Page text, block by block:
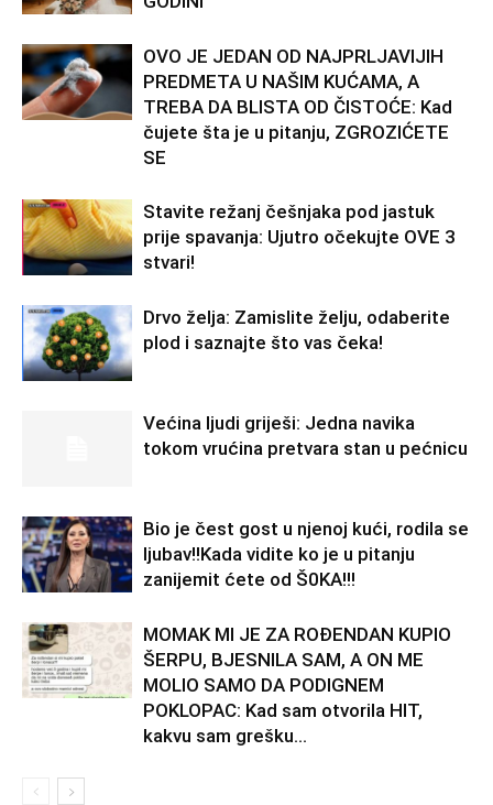
OVO JE JEDAN OD NAJPRLJAVIJIH
PREDMETA U NAŠIM KUĆAMA, A
TREBA DA BLISTA OD ČISTOĆE: Kad
čujete šta je u pitanju, ZGROZIĆETE
SE
Stavite režanj češnjaka pod jastuk
prije spavanja: Ujutro očekujte OVE 3
stvari!
Drvo želja: Zamislite želju, odaberite
plod i saznajte što vas čeka!
Većina ljudi griješi: Jedna navika
tokom vrućina pretvara stan u pećnicu
Bio je čest gost u njenoj kući, rodila se
ljubav!!Kada vidite ko je u pitanju
zanijemit ćete od Š0KA!!!
MOMAK MI JE ZA ROĐENDAN KUPIO
ŠERPU, BJESNILA SAM, A ON ME
MOLIO SAMO DA PODIGNEM
POKLOPAC: Kad sam otvorila HIT,
kakvu sam grešku...